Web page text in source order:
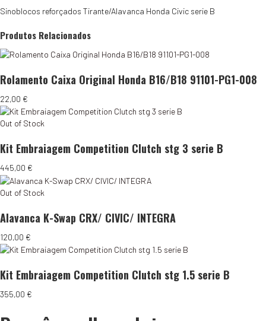
Energy
Alavanca
B
Sinoblocos reforçados Tirante/Alavanca Honda Civic serie B
Produtos Relacionados
Rolamento Caixa Original Honda B16/B18 91101-PG1-008
22,00 €
Out of Stock
Kit Embraiagem Competition Clutch stg 3 serie B
445,00 €
Out of Stock
Alavanca K-Swap CRX/ CIVIC/ INTEGRA
120,00 €
Kit Embraiagem Competition Clutch stg 1.5 serie B
355,00 €